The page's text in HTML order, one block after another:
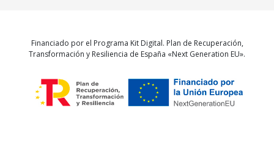
Financiado por el Programa Kit Digital. Plan de Recuperación,
Transformación y Resiliencia de España «Next Generation EU».